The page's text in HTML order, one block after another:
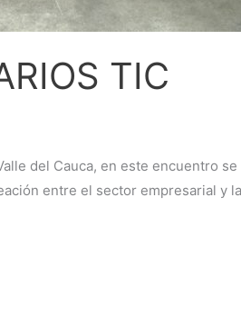
TIC
del Cauca, en este encuentro
entre el sector empresarial y